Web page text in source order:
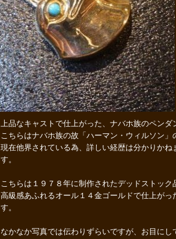
上品なキャストで仕上がった、ナバホ族のペンダ
こちらはナバホ族の故「ハーマン・ウィルソン」
現在他界されている為、詳しい経歴は分かりか
す。
こちらは１９７８年に制作されたデッドストック
高級感あふれるオール１４金ゴールドで仕上が
す。
なかなか写真では伝わりずらいですが、お目にし